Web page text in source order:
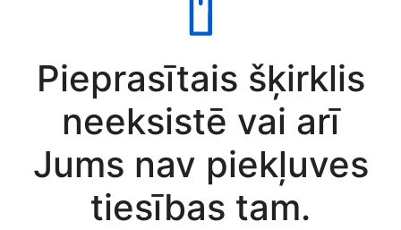
Pieprasītais šķirklis
neeksistē vai arī
Jums nav piekļuves
tiesības tam.